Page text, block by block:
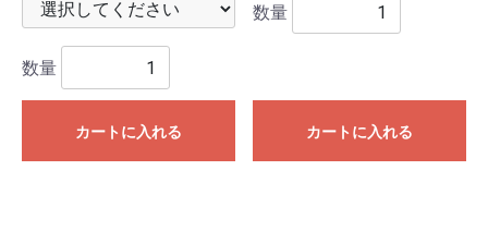
数量
カートに入れる
数量
カートに入れる